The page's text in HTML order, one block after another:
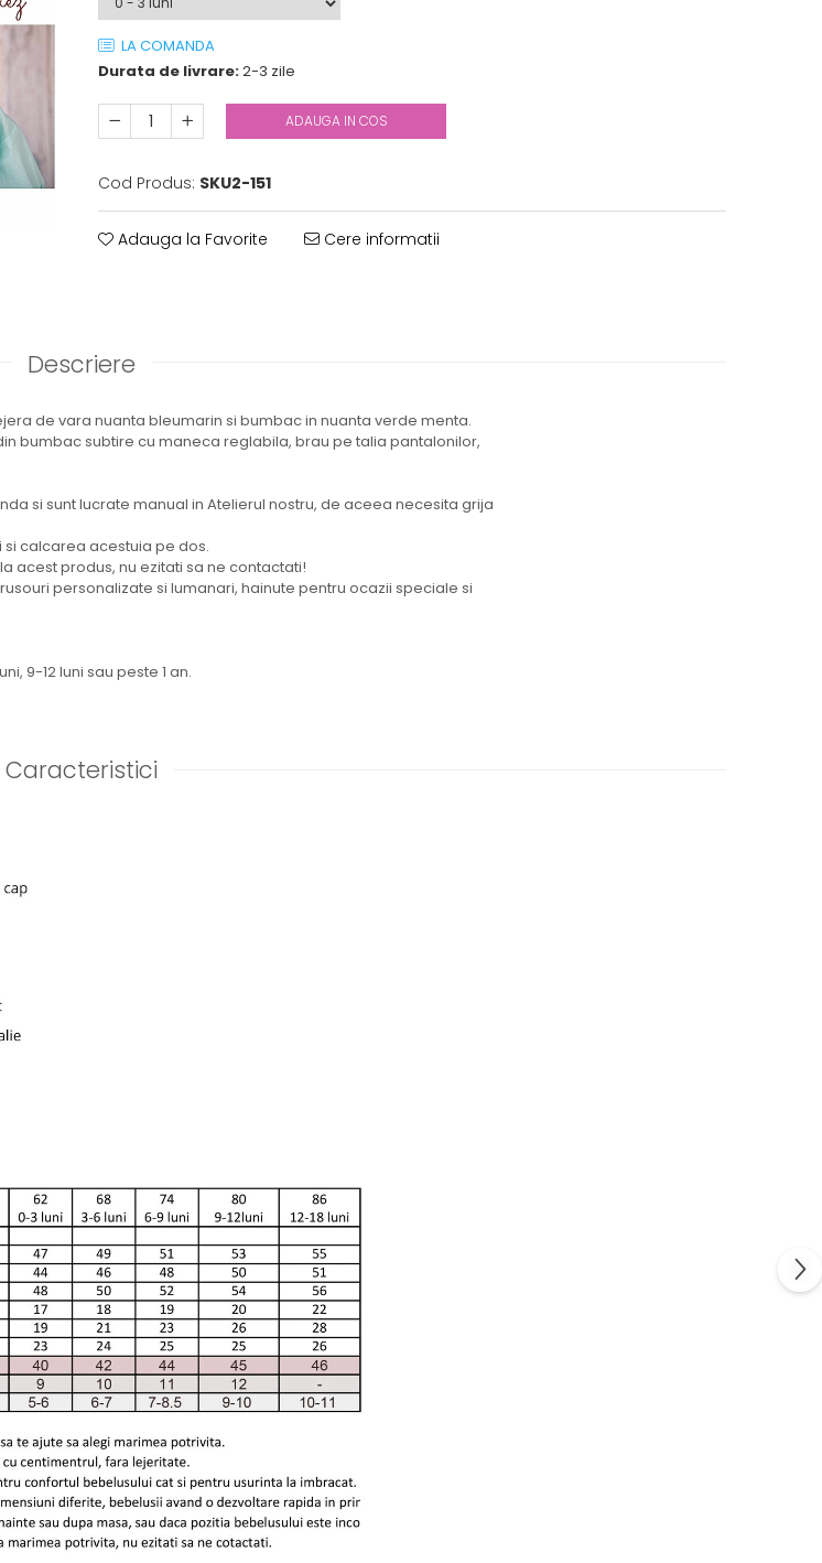
LA COMANDA
Durata de livrare:2-3 zile
ADAUGA IN COS
Cod Produs: SKU2-151
Adauga la Favorite Cere informatii
Descriere
de vara nuanta bleumarin si bumbac in nuanta verde menta.
bumbac subtire cu maneca reglabila, brau pe talia pantalonilor,
si sunt lucrate manual in Atelierul nostru, de aceea necesita grija
calcarea acestuia pe dos.
acest produs, nu ezitati sa ne contactati!
personalizate si lumanari, hainute pentru ocazii speciale si
9-12 luni sau peste 1 an.
Caracteristici